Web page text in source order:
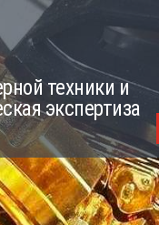
техники и
экспертиза